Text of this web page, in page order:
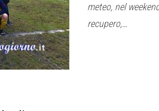
meteo, nel
recupero,…